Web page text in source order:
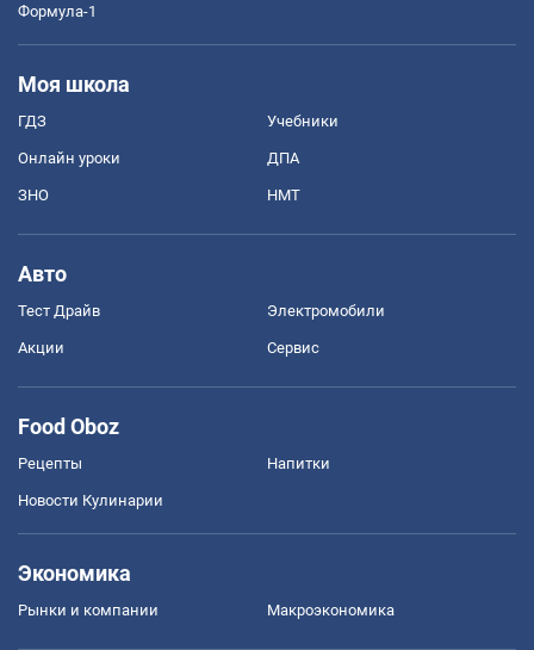
Формула-1
Моя школа
ГДЗ Учебники
Онлайн уроки ДПА
ЗНО НМТ
Авто
Тест Драйв Электромобили
Акции Сервис
Food Oboz
Рецепты Напитки
Новости Кулинарии
Экономика
Рынки и компании Mакроэкономика